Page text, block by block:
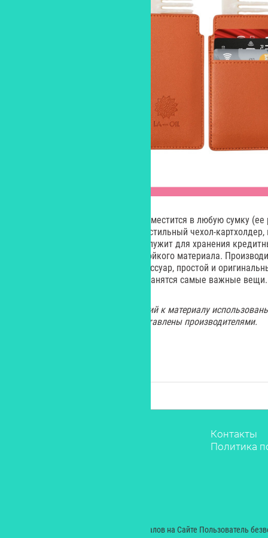
Компактная модель от LA-OIL поместится в любую сумку
Интересно, что она помещена в стильный чехол-
гребешок от загрязнений, но и служит для хранения
выполнен из прочного износостойкого материала.
своим изобретением – этот аксессуар, простой и
дамской сумочке, где обычно хранятся самые важные вещи.
В качестве заходных иллюстраций к материалу
Изображения косметики предоставлены производителями.
Контакты
Политика
© 2000 — 2024. При размещении материалов на Сайте Пользователь